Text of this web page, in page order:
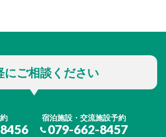
にご相談ください
宿泊施設・交流施設予約
079-662-8457